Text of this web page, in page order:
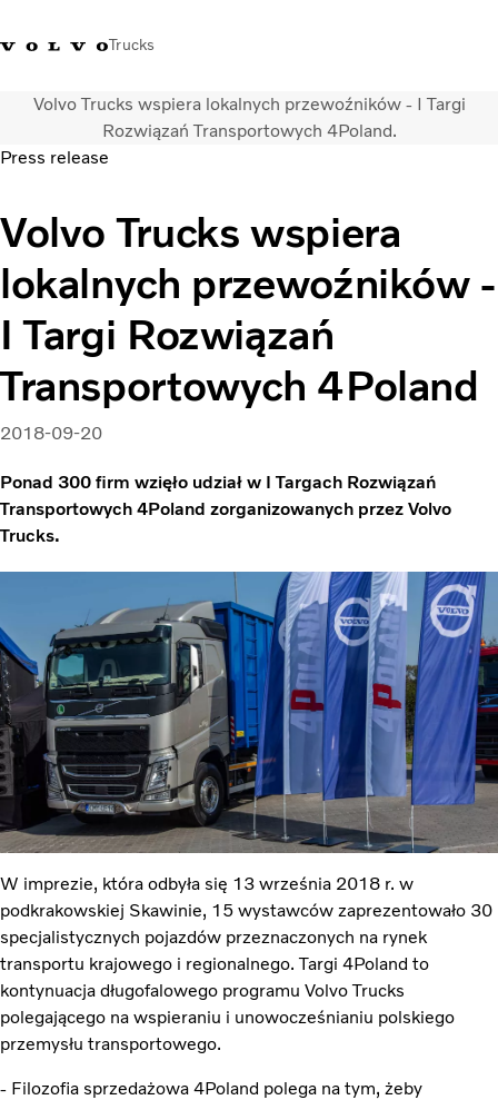
Trucks
+48 22 383 45 00Sklep Volvo TrucksZaloguj sięPolska
Samochody ciężarowe
Usługi
Wyszukiwarka dealerów
Aktualności
O nas
Volvo Truck Builder
Kontakt
Volvo Trucks wspiera lokalnych przewoźników - I Targi
Rozwiązań Transportowych 4Poland.
Press release
Volvo Trucks wspiera
lokalnych przewoźników -
I Targi Rozwiązań
Transportowych 4Poland
2018-09-20
Ponad 300 firm wzięło udział w I Targach Rozwiązań
Transportowych 4Poland zorganizowanych przez Volvo
Trucks.
W imprezie, która odbyła się 13 września 2018 r. w
podkrakowskiej Skawinie, 15 wystawców zaprezentowało 30
specjalistycznych pojazdów przeznaczonych na rynek
transportu krajowego i regionalnego. Targi 4Poland to
kontynuacja długofalowego programu Volvo Trucks
polegającego na wspieraniu i unowocześnianiu polskiego
przemysłu transportowego.
- Filozofia sprzedażowa 4Poland polega na tym, żeby